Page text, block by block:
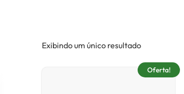
Exibindo um único resultado
Oferta!